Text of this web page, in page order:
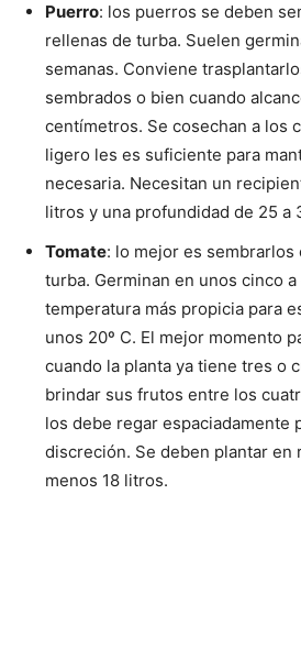
Puerro: los puerros se deben
rellenas de turba. Suelen
semanas. Conviene
sembrados o bien cuando
centímetros. Se cosechan a los
ligero les es suficiente para
necesaria. Necesitan un
litros y una profundidad de 25 a
Tomate: lo mejor es sembrarlos
turba. Germinan en unos cinco a
temperatura más propicia para
unos 20º C. El mejor momento
cuando la planta ya tiene tres o
brindar sus frutos entre los
los debe regar espaciadamente
discreción. Se deben plantar en
menos 18 litros.